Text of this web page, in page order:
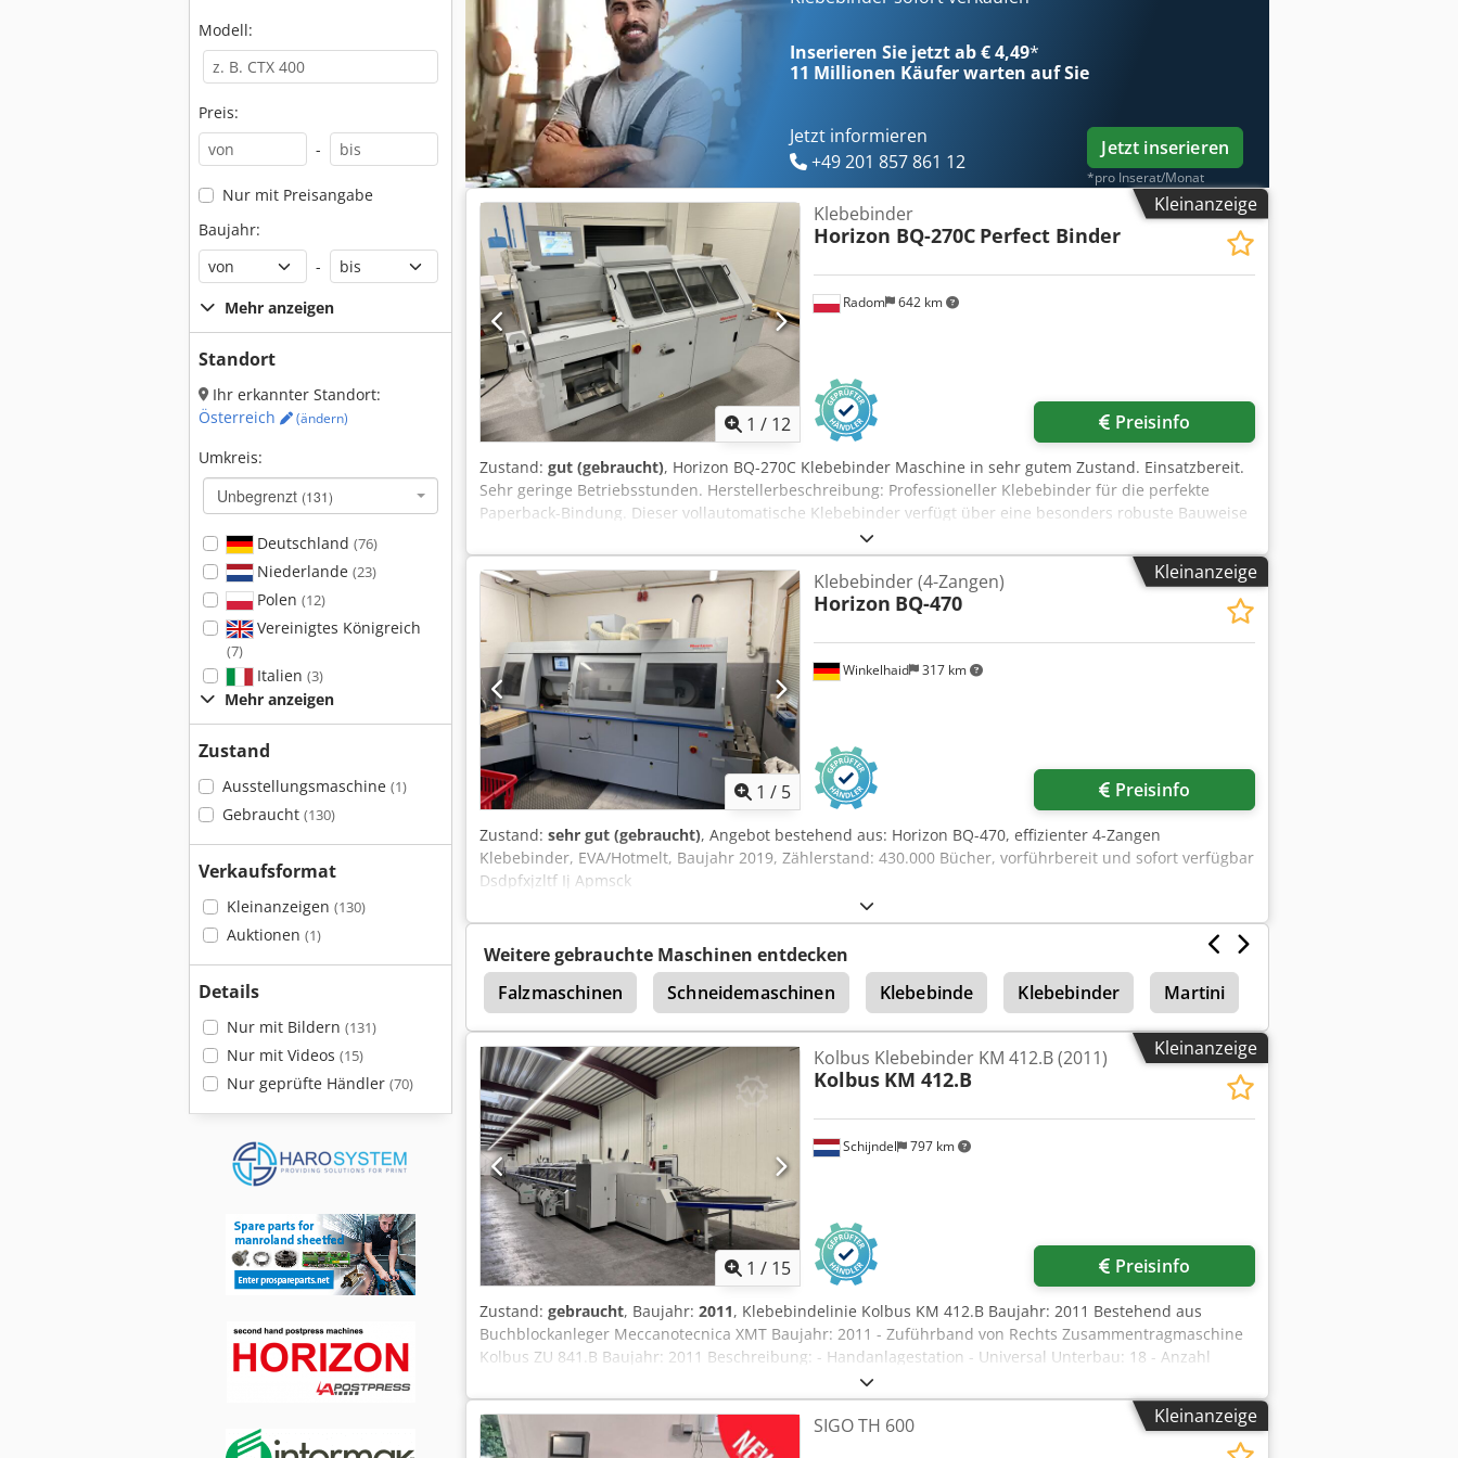
Modell:
Preis:
-
Nur mit Preisangabe
Baujahr:
-
Mehr anzeigen
Standort
Ihr erkannter Standort:
Österreich
(ändern)
Umkreis:
Unbegrenzt (131)
Deutschland (76)
Niederlande (23)
Polen (12)
Vereinigtes Königreich
(7)
Italien (3)
Mehr anzeigen
Zustand
Ausstellungsmaschine (1)
Gebraucht (130)
Verkaufsformat
Kleinanzeigen (130)
Auktionen (1)
Details
Nur mit Bildern (131)
Nur mit Videos (15)
Nur geprüfte Händler (70)
kann und durchgehend hochwertig gebundene Bücher liefert. Bindet Bücher mit einer Dicke von 2 bis 50
mm und einer Rückenlänge von 120 bis 320 mm. Maximale Leistung bis zu 500 Bücher pro Stunde.
Integrierter Fräsmesser Automatische Deckelzuführung und Rillung. Zum Lieferumfang gehören
Dokumentation, Absauganlage, Kompressor und ein elektrisches Buchausgabesystem. Dedszrfcrjpfx
Apmjck
Inserieren Sie jetzt ab € 4,49*
11 Millionen Käufer warten auf Sie
Jetzt informieren
+49 201 857 861 12
Jetzt inserieren
*pro Inserat/Monat
Kleinanzeige
1 / 12
Radom 642 km
Klebebinder
Horizon BQ-270C Perfect Binder
Preisinfo
Zustand: gut (gebraucht), Horizon BQ-270C Klebebinder Maschine in sehr gutem Zustand. Einsatzbereit.
Sehr geringe Betriebsstunden. Herstellerbeschreibung: Professioneller Klebebinder für die perfekte
Paperback-Bindung. Dieser vollautomatische Klebebinder verfügt über eine besonders robuste Bauweise
und ist mit einem Heißleimauftrag ausgestattet, wodurch er sich auch für Klein- und Kleinstauflagen von
Umschlägen oder Seiten hervorragend eignet. Der Horizon BQ-270C ist ein Einzangenbinder mit
automatischer Umschlagzuführung und kann von einer Einzelperson bedient werden. Er liefert
kontinuierlich hochwertig gebundene Bücher mit gleichbleibender Qualität. Dank des integrierten
Blockdicken-Scanners ist eine Bindung auf Abruf möglich. Dedpezrfclsfx Apmjck Bindet Bücher mit einer
Dicke von 0,5 bis 50 mm und einer Rückenlänge von 135 bis 320 mm bei einer maximalen
Produktionsleistung von bis zu 500 Büchern pro Stunde. Ab Werk integrierter Fräser mit zusätzlichen
Rillmessern. Maximale Frästiefe bis zu 3 mm. Automatische Umschlagzuführung über einen
Saugtrommel-Mechanismus sorgt für eine sichere, gleichmäßige Ausrichtung mit dem Binderücken. Ein
werkseitig installiertes System erzeugt eine vierfache Rillung auf dem Umschlag, die sich für eine präzise
Passung automatisch anpasst.
Kleinanzeige
1 / 5
Winkelhaid 317 km
Klebebinder (4-Zangen)
Horizon BQ-470
Preisinfo
Zustand: sehr gut (gebraucht), Angebot bestehend aus: Horizon BQ-470, effizienter 4-Zangen
Klebebinder, EVA/Hotmelt, Baujahr 2019, Zählerstand: 430.000 Bücher, vorführbereit und sofort verfügbar
Dsdpfxjzltf Ij Apmsck
Weitere gebrauchte Maschinen entdecken
Falzmaschinen
Schneidemaschinen Klebebinde Klebebinder Martini
Wohlenberg
Kleinanzeige
1 / 15
Schijndel 797 km
Kolbus Klebebinder KM 412.B (2011)
Kolbus KM 412.B
Preisinfo
Zustand: gebraucht, Baujahr: 2011, Klebebindelinie Kolbus KM 412.B Baujahr: 2011 Bestehend aus
Buchblockanleger Meccanotecnica XMT Baujahr: 2011 - Zuführband von Rechts Zusammentragmaschine
Kolbus ZU 841.B Baujahr: 2011 Beschreibung: - Handanlagestation - Universal Unterbau: 18 - Anzahl
Zusammentragstationen: 18 - ATC Dickekontrolle - Optische Bogenarterkennung: SignalLynx - Air Center:
VariAir central system - Auslage für unvollständige Produkte: AS 841 - Aufstellelement - Zwischenelement
mit Vibration - Übergabe zum Binder Klebebinder Kolbus KM 412.B Baujahr: 2011 Beschreibung: - Anzahl
Klammern: 30 - Hauptfrässtation - 1. Rückenberarbeitungsstation - 2. Rückenberarbeitungsstation - 3.
Kleinanzeige
SIGO TH 600